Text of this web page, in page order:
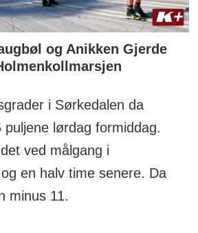
og Anikken Gjerde
i Sørkedalen da
lørdag formiddag.
ved målgang i
en halv time senere. Da
minus 11.